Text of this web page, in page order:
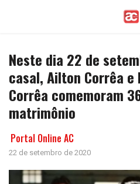
Neste dia 22 de
casal, Ailton Corrêa e
Corrêa comemoram
matrimônio
Portal Online AC
22 de setembro de 2020